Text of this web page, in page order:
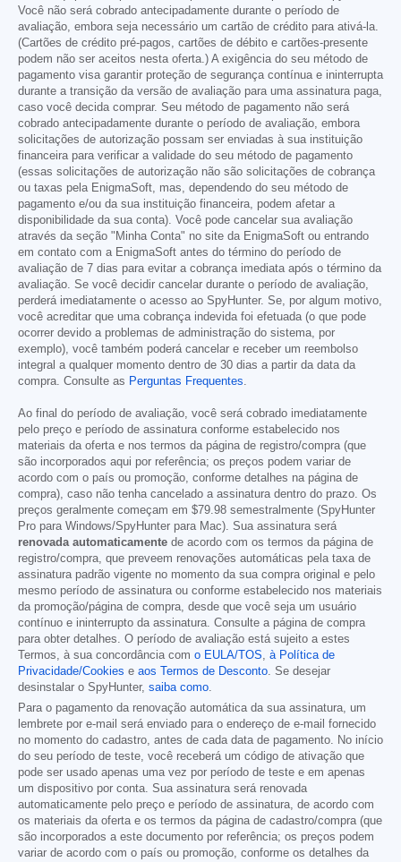
Você não será cobrado antecipadamente durante o período de
avaliação, embora seja necessário um cartão de crédito para ativá-la.
(Cartões de crédito pré-pagos, cartões de débito e cartões-presente
podem não ser aceitos nesta oferta.) A exigência do seu método de
pagamento visa garantir proteção de segurança contínua e ininterrupta
durante a transição da versão de avaliação para uma assinatura paga,
caso você decida comprar. Seu método de pagamento não será
cobrado antecipadamente durante o período de avaliação, embora
solicitações de autorização possam ser enviadas à sua instituição
financeira para verificar a validade do seu método de pagamento
(essas solicitações de autorização não são solicitações de cobrança
ou taxas pela EnigmaSoft, mas, dependendo do seu método de
pagamento e/ou da sua instituição financeira, podem afetar a
disponibilidade da sua conta). Você pode cancelar sua avaliação
através da seção "Minha Conta" no site da EnigmaSoft ou entrando
em contato com a EnigmaSoft antes do término do período de
avaliação de 7 dias para evitar a cobrança imediata após o término da
avaliação. Se você decidir cancelar durante o período de avaliação,
perderá imediatamente o acesso ao SpyHunter. Se, por algum motivo,
você acreditar que uma cobrança indevida foi efetuada (o que pode
ocorrer devido a problemas de administração do sistema, por
exemplo), você também poderá cancelar e receber um reembolso
integral a qualquer momento dentro de 30 dias a partir da data da
compra. Consulte as Perguntas Frequentes.
Ao final do período de avaliação, você será cobrado imediatamente
pelo preço e período de assinatura conforme estabelecido nos
materiais da oferta e nos termos da página de registro/compra (que
são incorporados aqui por referência; os preços podem variar de
acordo com o país ou promoção, conforme detalhes na página de
compra), caso não tenha cancelado a assinatura dentro do prazo. Os
preços geralmente começam em $79.98 semestralmente (SpyHunter
Pro para Windows/SpyHunter para Mac). Sua assinatura será
renovada automaticamente de acordo com os termos da página de
registro/compra, que preveem renovações automáticas pela taxa de
assinatura padrão vigente no momento da sua compra original e pelo
mesmo período de assinatura ou conforme estabelecido nos materiais
da promoção/página de compra, desde que você seja um usuário
contínuo e ininterrupto da assinatura. Consulte a página de compra
para obter detalhes. O período de avaliação está sujeito a estes
Termos, à sua concordância com o EULA/TOS, à Política de
Privacidade/Cookies e aos Termos de Desconto. Se desejar
desinstalar o SpyHunter, saiba como.
Para o pagamento da renovação automática da sua assinatura, um
lembrete por e-mail será enviado para o endereço de e-mail fornecido
no momento do cadastro, antes de cada data de pagamento. No início
do seu período de teste, você receberá um código de ativação que
pode ser usado apenas uma vez por período de teste e em apenas
um dispositivo por conta. Sua assinatura será renovada
automaticamente pelo preço e período de assinatura, de acordo com
os materiais da oferta e os termos da página de cadastro/compra (que
são incorporados a este documento por referência; os preços podem
variar de acordo com o país ou promoção, conforme os detalhes da